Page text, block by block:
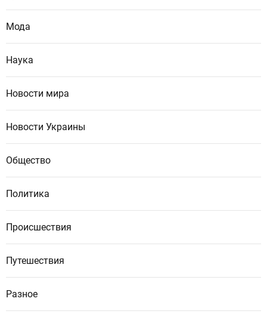
Мода
Наука
Новости мира
Новости Украины
Общество
Политика
Происшествия
Путешествия
Разное